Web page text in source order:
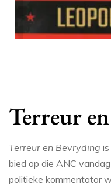
Terreur
Terreur en Bevryding
bied op die ANC
politieke kommentator